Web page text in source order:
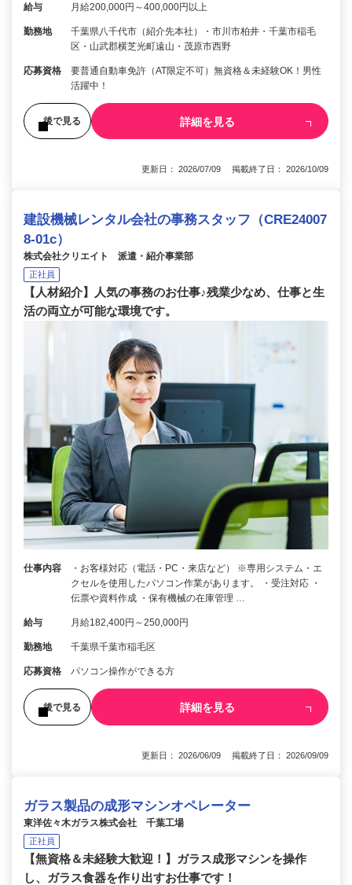
給与 月給200,000円～400,000円以上
勤務地
千葉県八千代市（紹介先本社）・市川市柏井・千葉市稲毛
区・山武郡横芝光町遠山・茂原市西野
応募資格
要普通自動車免許（AT限定不可）無資格＆未経験OK！男性
活躍中！
後で見る 詳細を見る
更新日： 2026/07/09 掲載終了日： 2026/10/09
建設機械レンタル会社の事務スタッフ（CRE24007
8-01c）
株式会社クリエイト 派遣・紹介事業部
正社員
【人材紹介】人気の事務のお仕事♪残業少なめ、仕事と生
活の両立が可能な環境です。
仕事内容
・お客様対応（電話・PC・来店など） ※専用システム・エ
クセルを使用したパソコン作業があります。 ・受注対応 ・
伝票や資料作成 ・保有機械の在庫管理 …
給与 月給182,400円～250,000円
勤務地 千葉県千葉市稲毛区
応募資格 パソコン操作ができる方
後で見る 詳細を見る
更新日： 2026/06/09 掲載終了日： 2026/09/09
ガラス製品の成形マシンオペレーター
東洋佐々木ガラス株式会社 千葉工場
正社員
【無資格＆未経験大歓迎！】ガラス成形マシンを操作
し、ガラス食器を作り出すお仕事です！